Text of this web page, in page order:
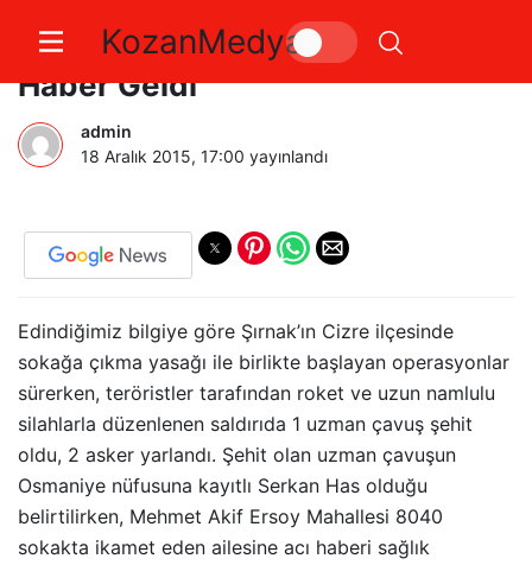
KozanMedya
Osmaniye’ye Cizre’den Acı
Haber Geldi
admin
18 Aralık 2015, 17:00 yayınlandı
Edindiğimiz bilgiye göre Şırnak’ın Cizre ilçesinde
sokağa çıkma yasağı ile birlikte başlayan operasyonlar
sürerken, teröristler tarafından roket ve uzun namlulu
silahlarla düzenlenen saldırıda 1 uzman çavuş şehit
oldu, 2 asker yarlandı. Şehit olan uzman çavuşun
Osmaniye nüfusuna kayıtlı Serkan Has olduğu
belirtilirken, Mehmet Akif Ersoy Mahallesi 8040
sokakta ikamet eden ailesine acı haberi sağlık